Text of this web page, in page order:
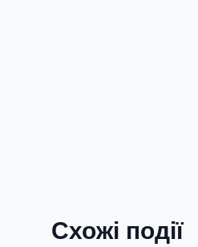
Схожі події